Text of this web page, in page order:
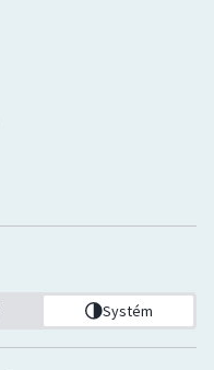
Systém